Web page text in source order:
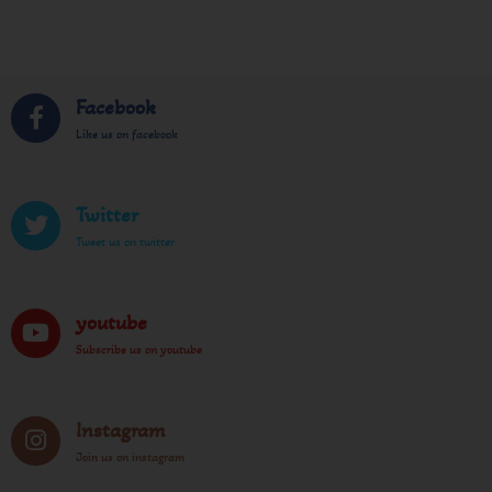
Facebook
Like us on facebook
Twitter
Tweet us on twitter
youtube
Subscribe us on youtube
Instagram
Join us on instagram